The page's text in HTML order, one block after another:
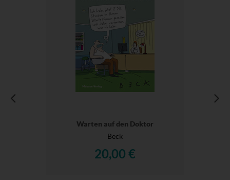
Warten auf den Doktor
Beck
20,00 €